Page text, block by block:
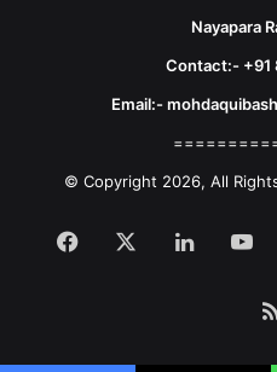
Nayapara
Contact:- +91
Email:-
© Copyright 2026, All
Facebook LinkedIn